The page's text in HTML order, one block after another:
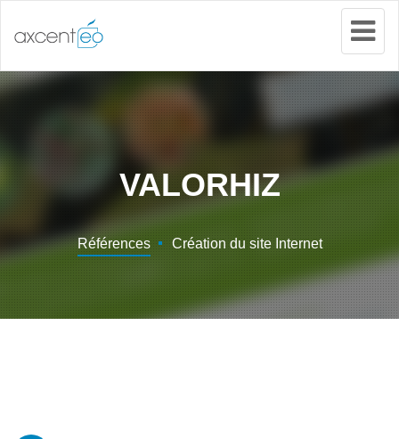
VALORHIZ
Références Création du site Internet